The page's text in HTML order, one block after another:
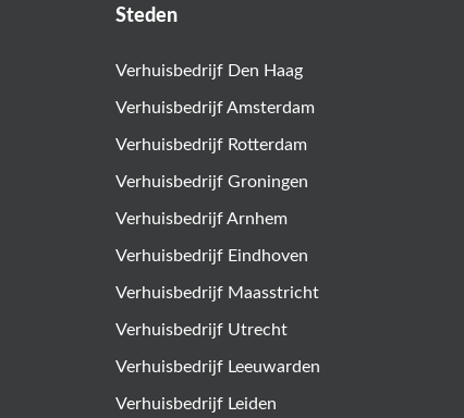
Steden
Verhuisbedrijf Den Haag
Verhuisbedrijf Amsterdam
Verhuisbedrijf Rotterdam
Verhuisbedrijf Groningen
Verhuisbedrijf Arnhem
Verhuisbedrijf Eindhoven
Verhuisbedrijf Maasstricht
Verhuisbedrijf Utrecht
Verhuisbedrijf Leeuwarden
Verhuisbedrijf Leiden